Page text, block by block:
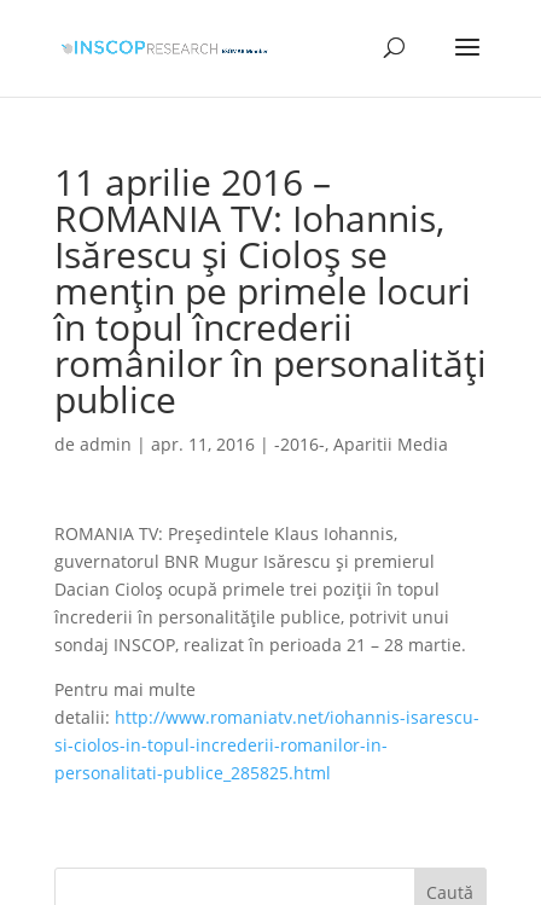
11 aprilie 2016 –
ROMANIA TV: Iohannis,
Isărescu şi Cioloş se
menţin pe primele locuri
în topul încrederii
românilor în personalităţi
publice
de admin | apr. 11, 2016| -2016-, Aparitii Media
ROMANIA TV: Președintele Klaus Iohannis,
guvernatorul BNR Mugur Isărescu și premierul
Dacian Cioloș ocupă primele trei poziții în topul
încrederii în personalitățile publice, potrivit unui
sondaj INSCOP, realizat în perioada 21 – 28 martie.
Pentru mai multe
detalii: http://www.romaniatv.net/iohannis-isarescu-
si-ciolos-in-topul-increderii-romanilor-in-
personalitati-publice_285825.html
Caută